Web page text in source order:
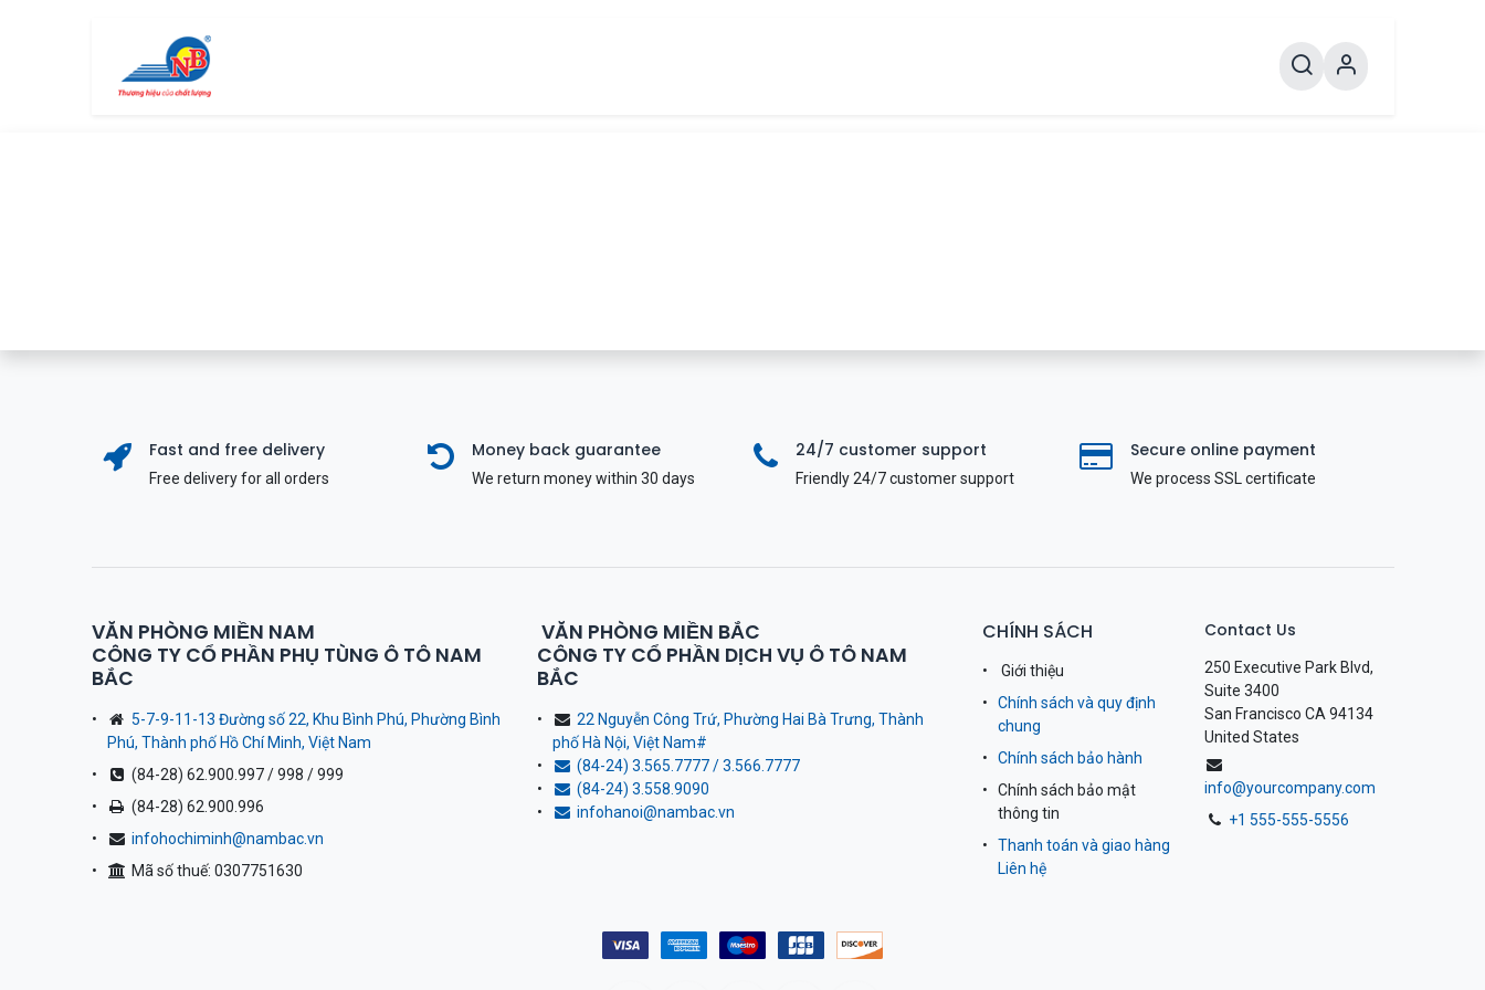
Fast and free delivery
Free delivery for all orders
Money back guarantee
We return money within 30 days
24/7 customer support
Friendly 24/7 customer support
Secure online payment
We process SSL сertificate
VĂN PHÒNG MIỀN NAM
CÔNG TY CỔ PHẦN PHỤ TÙNG Ô TÔ NAM
BẮC
5-7-9-11-13 Đường số 22, Khu Bình Phú, Phường Bình
Phú, Thành phố Hồ Chí Minh, Việt Nam
(84-28) 62.900.997 / 998 / 999
(84-28) 62.900.996
infohochiminh@nambac.vn
Mã số thuế: 0307751630
VĂN PHÒNG MIỀN BẮC
CÔNG TY CỔ PHẦN DỊCH VỤ Ô TÔ NAM
BẮC
22 Nguyễn Công Trứ, Phường Hai Bà Trưng, Thành
phố Hà Nội, Việt Nam#
(84-24) 3.565.7777 / 3.566.7777
(84-24) 3.558.9090
infohanoi@nambac.vn
CHÍNH SÁCH
Giới thiệu
Chính sách và quy định
chung
Chính sách bảo hành
Chính sách bảo mật
thông tin
Thanh toán và giao hàng
Liên hệ
Contact Us
250 Executive Park Blvd,
Suite 3400
San Francisco CA 94134
United States
info@yourcompany.com
+1 555-555-5556